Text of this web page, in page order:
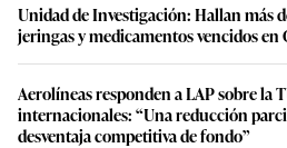
Unidad de Investigación: Hallan más
jeringas y medicamentos vencidos en
Aerolíneas responden a LAP sobre la
internacionales: “Una reducción
desventaja competitiva de fondo”